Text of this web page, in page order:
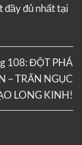
đầy đủ nhất tại
108: ĐỘT PHÁ
– TRẤN NGỤC
LONG KINH!